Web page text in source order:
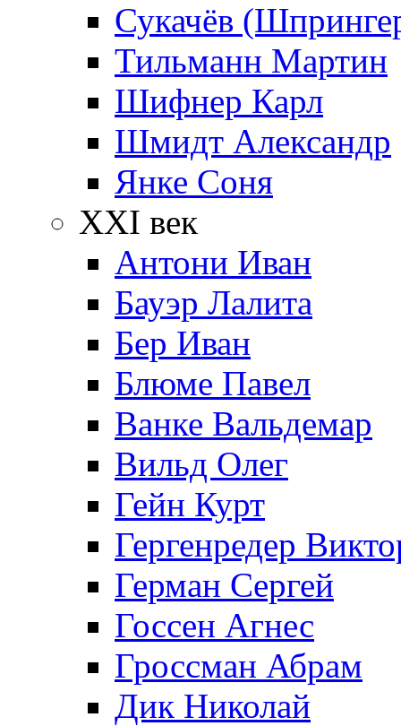
Сукачёв
Тильманн Мартин
Шифнер Карл
Шмидт Александр
Янке Соня
XXI век
Антони Иван
Бауэр Лалита
Бер Иван
Блюме Павел
Ванке Вальдемар
Вильд Олег
Гейн Курт
Гергенредер
Герман Сергей
Госсен Агнес
Гроссман Абрам
Дик Николай